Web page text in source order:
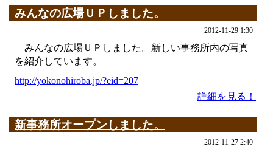
みんなの広場ＵＰしました。
2012-11-29 1:30
みんなの広場ＵＰしました。新しい事務所内の写真
を紹介しています。
http://yokonohiroba.jp/?eid=207
詳細を見る！
新事務所オープンしました。
2012-11-27 2:40